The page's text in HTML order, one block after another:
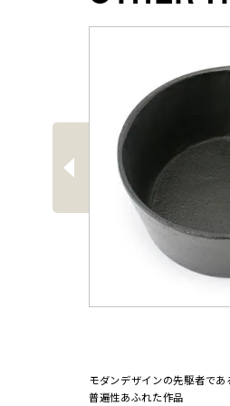
前
へ
モダンデザインの先駆者で
普遍性あふれた作品